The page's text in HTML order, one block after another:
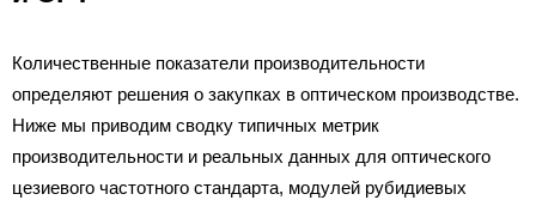
Количественные показатели производительности
определяют решения о закупках в оптическом производстве.
Ниже мы приводим сводку типичных метрик
производительности и реальных данных для оптического
цезиевого частотного стандарта, модулей рубидиевых